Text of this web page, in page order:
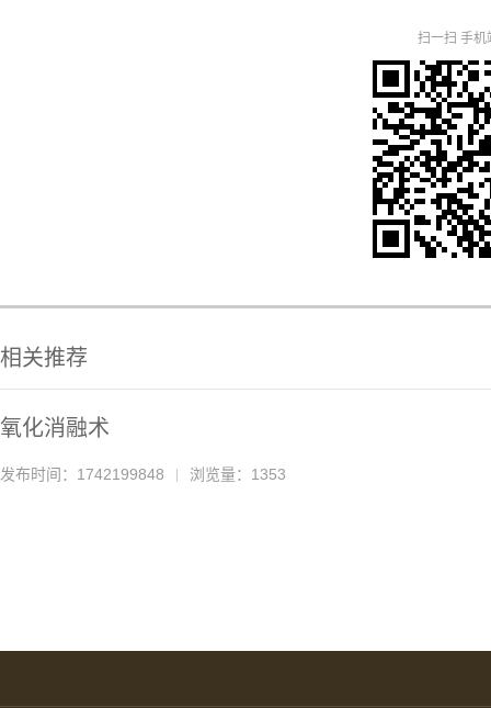
扫一扫 手机
相关推荐
氧化消融术
发布时间：1742199848 | 浏览量：1353